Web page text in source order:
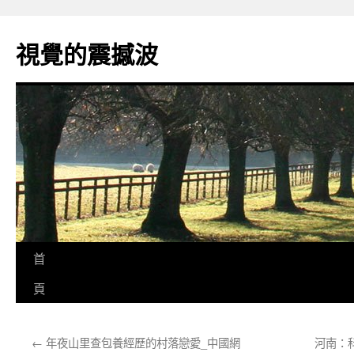
主
要
視覺的震撼波
首
頁
← 年夜山里查包養經歷的村落戀愛_中國網 河南：